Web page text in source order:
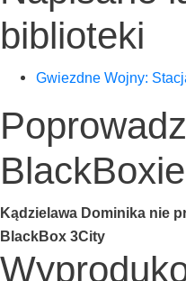
biblioteki
Gwiezd­ne Woj­ny:
BlackBoxie
Kądzie­la­wa Domi­ni­ka nie
Black­Box 3City